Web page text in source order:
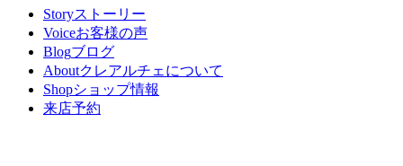
Storyストーリー
Voiceお客様の声
Blogブログ
Aboutクレアルチェについて
Shopショップ情報
来店予約